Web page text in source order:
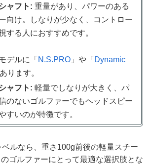
ャフト: 重量があり、パワーのある
向け。しなりが少なく、コントロー
する人におすすめです。
デルに「 N.S.PRO」や「 Dynamic
ります。
ャフト: 軽量でしなりが大きく、パ
のないゴルファーでもヘッドスピー
すいのが特徴です。
ルなら、重さ100g前後の軽量スチー
ゴルファーにとって最適な選択肢とな